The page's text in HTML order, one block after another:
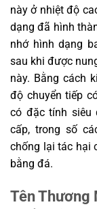
này ở nhiệt độ
dạng đã hình
nhớ hình dạng
sau khi được
này. Bằng cách
độ chuyển tiếp
có đặc tính siêu
cấp, trong số
chống lại tác hại
bằng đá.
Tên Thương